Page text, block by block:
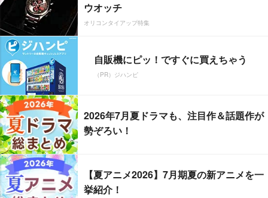
ウオッチ
オリコンタイアップ特集
自販機にピッ！ですぐに買えちゃう
（PR）ジハンピ
2026年7月夏ドラマも、注目作＆話題作が
勢ぞろい！
【夏アニメ2026】7月期夏の新アニメを一
挙紹介！